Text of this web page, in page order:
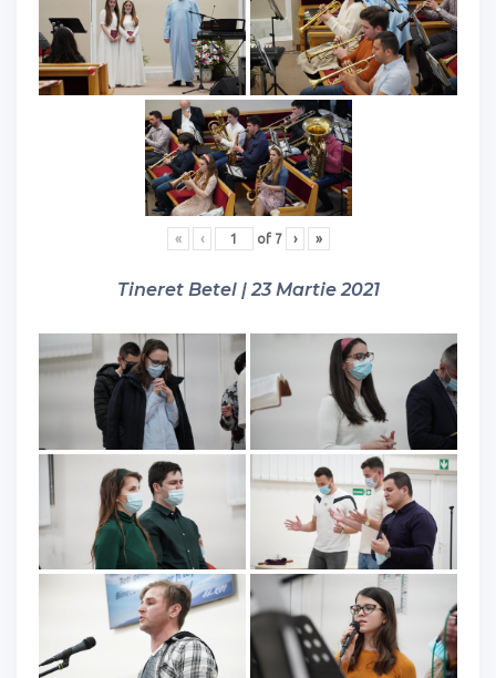
« ‹ of 7 › »
Tineret Betel | 23 Martie 2021